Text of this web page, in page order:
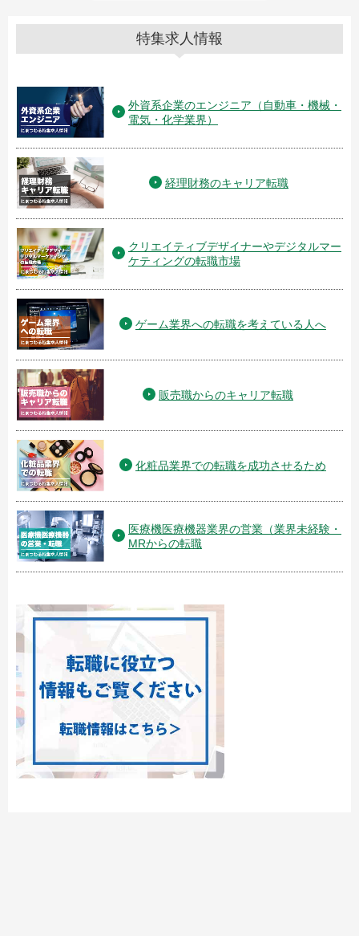
特集求人情報
外資系企業のエンジニア（自動車・機械・
電気・化学業界）
経理財務のキャリア転職
クリエイティブデザイナーやデジタルマー
ケティングの転職市場
ゲーム業界への転職を考えている人へ
販売職からのキャリア転職
化粧品業界での転職を成功させるため
医療機医療機器業界の営業（業界未経験・
MRからの転職